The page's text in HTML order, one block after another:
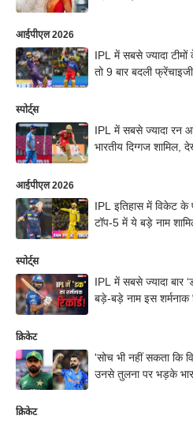
आईपीएल 2026
IPL में सबसे ज्यादा
तो 9 बार बदली फ्रेंचाइजी
स्पोर्ट्स
IPL में सबसे ज्यादा रन
भारतीय दिग्गज शामिल,
आईपीएल 2026
IPL इतिहास में विकेट
टॉप-5 में ये बड़े नाम
स्पोर्ट्स
IPL में सबसे ज्यादा बार
बड़े-बड़े नाम इस शर्मनाक
क्रिकेट
'सोच भी नहीं सकता कि
उनसे तुलना पर भड़के
क्रिकेट